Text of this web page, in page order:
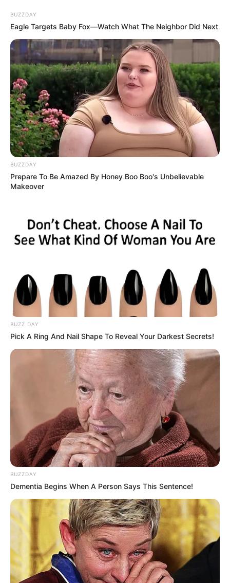
BUZZDAY
Eagle Targets Baby Fox—Watch What The Neighbor Did Next
BUZZDAY
Prepare To Be Amazed By Honey Boo Boo's Unbelievable
Makeover
BUZZ DAY
Pick A Ring And Nail Shape To Reveal Your Darkest Secrets!
BUZZDAY
Dementia Begins When A Person Says This Sentence!